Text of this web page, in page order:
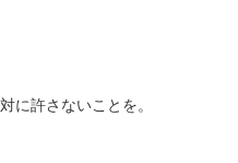
に許さないことを。